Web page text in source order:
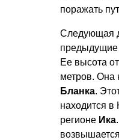
поражать
Следующая
предыдущие
Ее высота
метров. Она
Бланка.
находится
регионе Ика